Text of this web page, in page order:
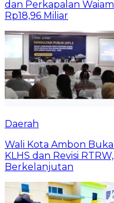
dan Perkapalan
Rp18,96 Miliar
Daerah
Wali Kota Ambon
KLHS dan Revisi
Berkelanjutan